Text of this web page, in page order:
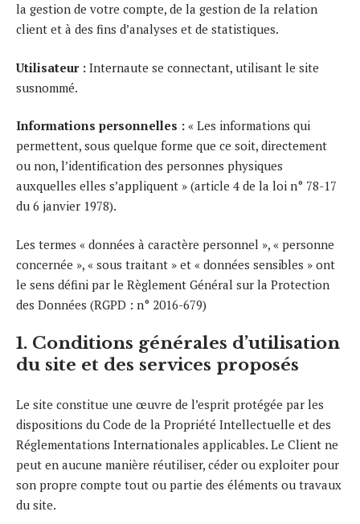
la gestion de votre compte, de la gestion de la relation
client et à des fins d’analyses et de statistiques.
Utilisateur : Internaute se connectant, utilisant le site
susnommé.
Informations personnelles : « Les informations qui
permettent, sous quelque forme que ce soit, directement
ou non, l’identification des personnes physiques
auxquelles elles s’appliquent » (article 4 de la loi n° 78-17
du 6 janvier 1978).
Les termes « données à caractère personnel », « personne
concernée », « sous traitant » et « données sensibles » ont
le sens défini par le Règlement Général sur la Protection
des Données (RGPD : n° 2016-679)
1. Conditions générales d’utilisation
du site et des services proposés
Le site constitue une œuvre de l’esprit protégée par les
dispositions du Code de la Propriété Intellectuelle et des
Réglementations Internationales applicables. Le Client ne
peut en aucune manière réutiliser, céder ou exploiter pour
son propre compte tout ou partie des éléments ou travaux
du site.